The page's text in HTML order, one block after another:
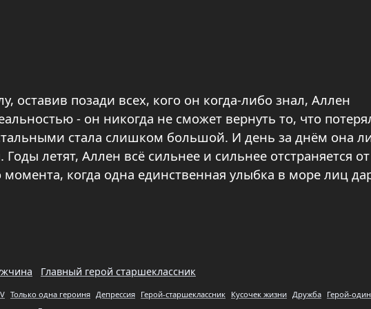
оставив позади всех, кого он когда-либо знал, Аллен
- он никогда не сможет вернуть то, что
стала слишком большой. И день за днём она
летят, Аллен всё сильнее и сильнее отстраняется от
момента, когда одна единственная улыбка в море лиц
Главный герой старшеклассник
Только одна героиня Депрессия Герой-старшеклассник Кусочек жизни Дружба Герой-